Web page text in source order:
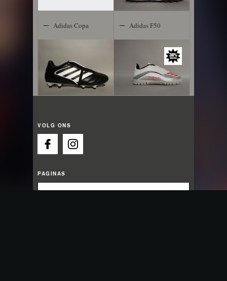
Adidas Copa
Adidas F50
VOLG ONS
PAGINAS